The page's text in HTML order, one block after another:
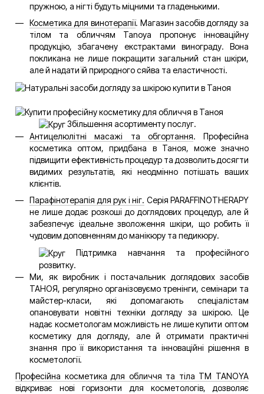
пружною, а нігті будуть міцними та гладенькими.
Косметика для винотерапії. Магазин засобів догляду за
тілом та обличчям Tanoya пропонує інноваційну
продукцію, збагачену екстрактами винограду. Вона
покликана не лише покращити загальний стан шкіри,
але й надати їй природного сяйва та еластичності.
Збільшення асортименту послуг.
Антицелюлітні масажі та обгортання. Професійна
косметика оптом, придбана в Таноя, може значно
підвищити ефективність процедур та дозволить досягти
видимих результатів, які неодмінно потішать ваших
клієнтів.
Парафінотерапія для рук і ніг. Серія PARAFFINOTHERAPY
не лише додає розкоші до доглядових процедур, але й
забезпечує ідеальне зволоження шкіри, що робить її
чудовим доповненням до манікюру та педикюру.
Підтримка навчання та професійного
розвитку.
Ми, як виробник і постачальник доглядових засобів
ТАНОЯ, регулярно організовуємо тренінги, семінари та
майстер-класи, які допомагають спеціалістам
опановувати новітні техніки догляду за шкірою. Це
надає косметологам можливість не лише купити оптом
косметику для догляду, але й отримати практичні
знання про її використання та інноваційні рішення в
косметології.
Професійна косметика для обличчя та тіла ТМ TANOYA
відкриває нові горизонти для косметологів, дозволяє